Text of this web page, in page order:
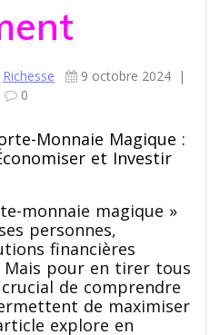
Richesse 9 octobre 2024 |
0
Monnaie Magique :
et Investir
monnaie magique »
personnes,
financières
Mais pour en tirer tous
de comprendre
de maximiser
explore en